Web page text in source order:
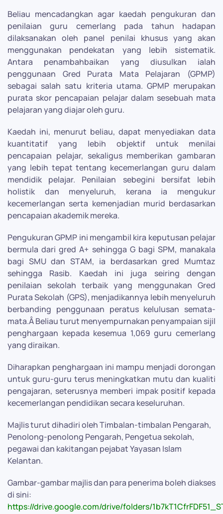
Beliau mencadangkan agar kaedah pengukuran dan
penilaian guru cemerlang pada tahun hadapan
dilaksanakan oleh panel penilai khusus yang akan
menggunakan pendekatan yang lebih sistematik.
Antara penambahbaikan yang diusulkan ialah
penggunaan Gred Purata Mata Pelajaran (GPMP)
sebagai salah satu kriteria utama. GPMP merupakan
purata skor pencapaian pelajar dalam sesebuah mata
pelajaran yang diajar oleh guru.
Kaedah ini, menurut beliau, dapat menyediakan data
kuantitatif yang lebih objektif untuk menilai
pencapaian pelajar, sekaligus memberikan gambaran
yang lebih tepat tentang kecemerlangan guru dalam
mendidik pelajar. Penilaian sebegini bersifat lebih
holistik dan menyeluruh, kerana ia mengukur
kecemerlangan serta kemenjadian murid berdasarkan
pencapaian akademik mereka.
Pengukuran GPMP ini mengambil kira keputusan pelajar
bermula dari gred A+ sehingga G bagi SPM, manakala
bagi SMU dan STAM, ia berdasarkan gred Mumtaz
sehingga Rasib. Kaedah ini juga seiring dengan
penilaian sekolah terbaik yang menggunakan Gred
Purata Sekolah (GPS), menjadikannya lebih menyeluruh
berbanding penggunaan peratus kelulusan semata-
mata.Â Beliau turut menyempurnakan penyampaian sijil
penghargaan kepada kesemua 1,069 guru cemerlang
yang diraikan.
Diharapkan penghargaan ini mampu menjadi dorongan
untuk guru-guru terus meningkatkan mutu dan kualiti
pengajaran, seterusnya memberi impak positif kepada
kecemerlangan pendidikan secara keseluruhan.
Majlis turut dihadiri oleh Timbalan-timbalan Pengarah,
Penolong-penolong Pengarah, Pengetua sekolah,
pegawai dan kakitangan pejabat Yayasan Islam
Kelantan.
Gambar-gambar majlis dan para penerima boleh diakses
di sini:
https://drive.google.com/drive/folders/